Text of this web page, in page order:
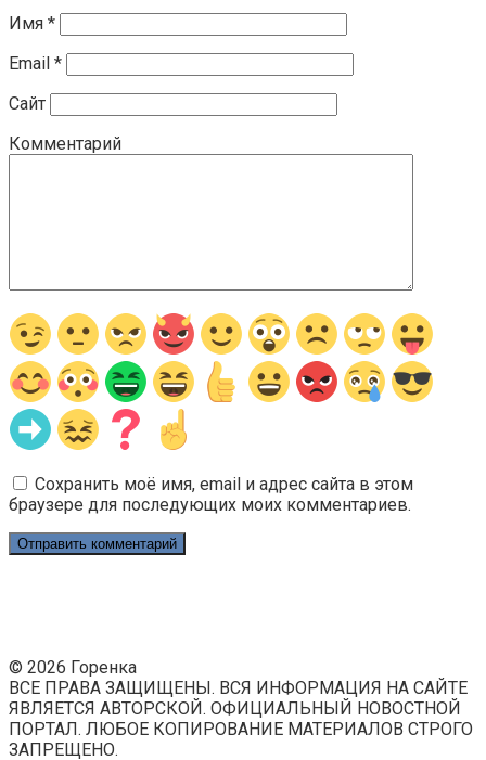
Имя *
Email *
Сайт
Комментарий
Сохранить моё имя, email и адрес сайта в этом
браузере для последующих моих комментариев.
© 2026 Горенка
ВСЕ ПРАВА ЗАЩИЩЕНЫ. ВСЯ ИНФОРМАЦИЯ НА САЙТЕ
ЯВЛЯЕТСЯ АВТОРСКОЙ. ОФИЦИАЛЬНЫЙ НОВОСТНОЙ
ПОРТАЛ. ЛЮБОЕ КОПИРОВАНИЕ МАТЕРИАЛОВ СТРОГО
ЗАПРЕЩЕНО.